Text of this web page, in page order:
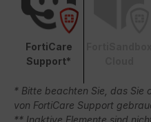
FortiCare
Support*
* Bitte beachten Sie, das Sie
von FortiCare Support